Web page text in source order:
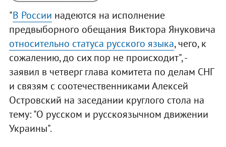
"В России надеются на исполнение
предвыборного обещания Виктора Януковича
относительно статуса русского языка, чего, к
сожалению, до сих пор не происходит", -
заявил в четверг глава комитета по делам СНГ
и связям с соотечественниками Алексей
Островский на заседании круглого стола на
тему: "О русском и русскоязычном движении
Украины".